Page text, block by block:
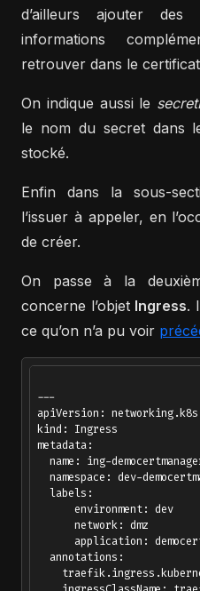
d’ailleurs ajouter des
informations
retrouver dans le
On indique aussi le
le nom du secret dans
stocké.
Enfin dans la sous-
l’issuer à appeler, en
de créer.
On passe à la
concerne l’objet Ingress.
ce qu’on n’a pu voir
---
apiVersion:
kind: Ingress
metadata:
name: ing-
namespace: dev-
  labels:
      environment: dev
      network: dmz
application:
  annotations: